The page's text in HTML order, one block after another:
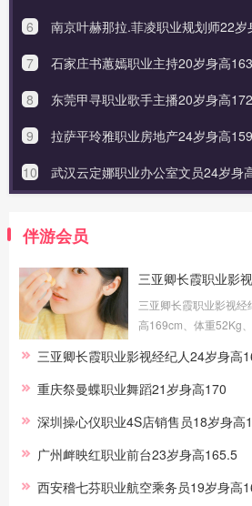
6
南京叶赫那拉.菲凌职业规划师22岁
7
石家庄书蕙嫣职业主持20岁身高
8
东莞甲寻职业歌手主播20岁身高172
9
拉萨平玲雅职业房地产24岁身高159
10 武汉云定娜职业办公室文员24岁身
伴游会员
三亚卿长霞职业影
三亚卿长霞职业影视
高169cm、体重52Kg
做过礼仪、采购、试吃
历，让伴游服务更顺手。
三亚卿长霞职业影视经纪人24岁身高
重庆祭曼蝶职业舞蹈21岁身高170
深圳操心仪职业4S店销售员18岁身高
广州衅映红职业前台23岁身高165.5
西安稽七芬职业航空乘务员19岁身高